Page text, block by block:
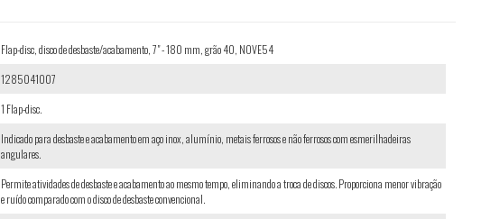
Flap-disc, disco de desbaste/acabamento, 7" - 180 mm, grão 40, NOVE54
1285041007
1 Flap-disc.
Indicado para desbaste e acabamento em aço inox, alumínio, metais ferrosos e não ferrosos com esmerilhadeiras
angulares.
Permite atividades de desbaste e acabamento ao mesmo tempo, eliminando a troca de discos. Proporciona menor vibração
e ruído comparado com o disco de desbaste convencional.